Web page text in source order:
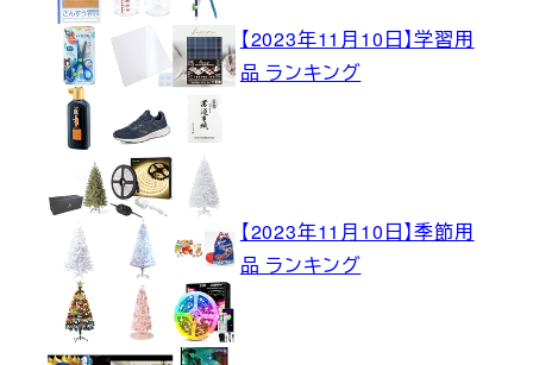
【2023年11月10日】学習用
品 ランキング
【2023年11月10日】季節用
品 ランキング